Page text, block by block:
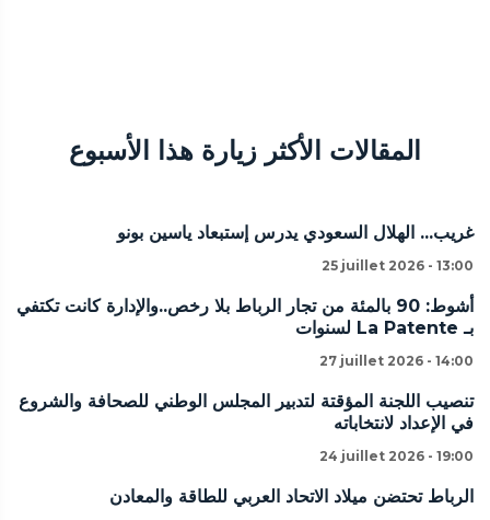
المقالات الأكثر زيارة هذا الأسبوع
غريب... الهلال السعودي يدرس إستبعاد ياسين بونو
25 juillet 2026 - 13:00
أشوط: 90 بالمئة من تجار الرباط بلا رخص..والإدارة كانت تكتفي
بـ La Patente لسنوات
27 juillet 2026 - 14:00
تنصيب اللجنة المؤقتة لتدبير المجلس الوطني للصحافة والشروع
في الإعداد لانتخاباته
24 juillet 2026 - 19:00
الرباط تحتضن ميلاد الاتحاد العربي للطاقة والمعادن